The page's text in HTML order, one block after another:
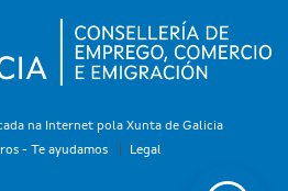
na Internet pola Xunta de Galicia
- Te ayudamos
Legal